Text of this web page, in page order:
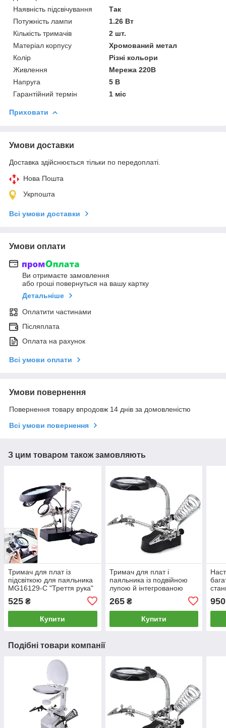
Наявність підсвічування
Так
Потужність лампи
1.26 Вт
Кількість тримачів
2 шт.
Матеріал корпусу
Хромований метал
Колір
Різні кольори
Живлення
Мережа 220В
Напруга
5 В
Гарантійний термін
1 міс
Приховати
Умови доставки
Доставка здійснюється тільки по передоплаті.
Нова Пошта
Укрпошта
Всі умови доставки
Умови оплати
Ви отримаєте замовлення
або гроші повернуться на вашу картку
Детальніше
Оплатити частинами
Післяплата
Оплата на рахунок
Всі умови оплати
Умови повернення
Повернення товару впродовж 14 днів за домовленістю
Всі умови повернення
З цим товаром також замовляють
Тримач для плат із
підсвіткою для паяльника
MG16129-C "Треття рука"
525 ₴
Купити
Тримач для плат і
паяльника із подвійною
лупою й інтегрованою
LED-підсвіткою MG16126-
A
265₴
Купити
950
Подібні товари компанії